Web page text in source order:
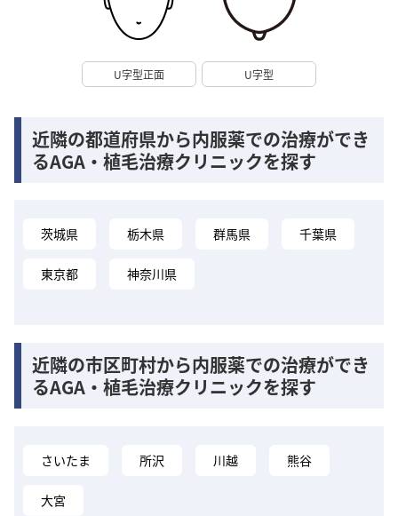
U字型正面 U字型
近隣の都道府県から内服薬での治療ができ
るAGA・植毛治療クリニックを探す
茨城県 栃木県 群馬県 千葉県
東京都 神奈川県
近隣の市区町村から内服薬での治療ができ
るAGA・植毛治療クリニックを探す
さいたま 所沢 川越 熊谷
大宮